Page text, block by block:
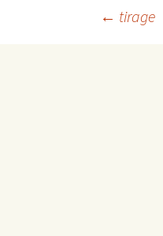
← tirage